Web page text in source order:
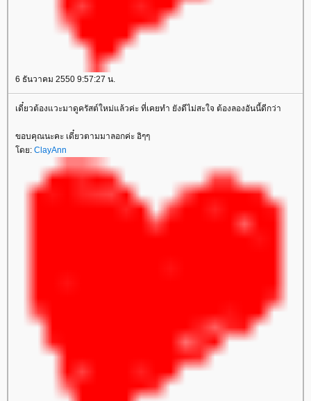
6 ธันวาคม 2550 9:57:27 น.
เดี๋ยวต้องแวะมาดูครัสต์ใหม่แล้วค่ะ ที่เคยทำ ยังดีไม่สะใจ ต้องลองอันนี้ดีกว่า
ขอบคุณนะคะ เดี๋ยวตามมาลอกค่ะ อิๆๆ
ดย: ClayAnn